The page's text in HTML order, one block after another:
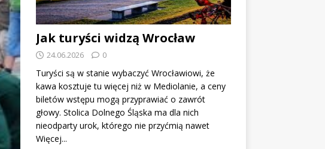
Jak turyści widzą Wrocław
24.06.2026 0
Turyści są w stanie wybaczyć Wrocławiowi, że
kawa kosztuje tu więcej niż w Mediolanie, a ceny
biletów wstępu mogą przyprawiać o zawrót
głowy. Stolica Dolnego Śląska ma dla nich
nieodparty urok, którego nie przyćmią nawet
Więcej...